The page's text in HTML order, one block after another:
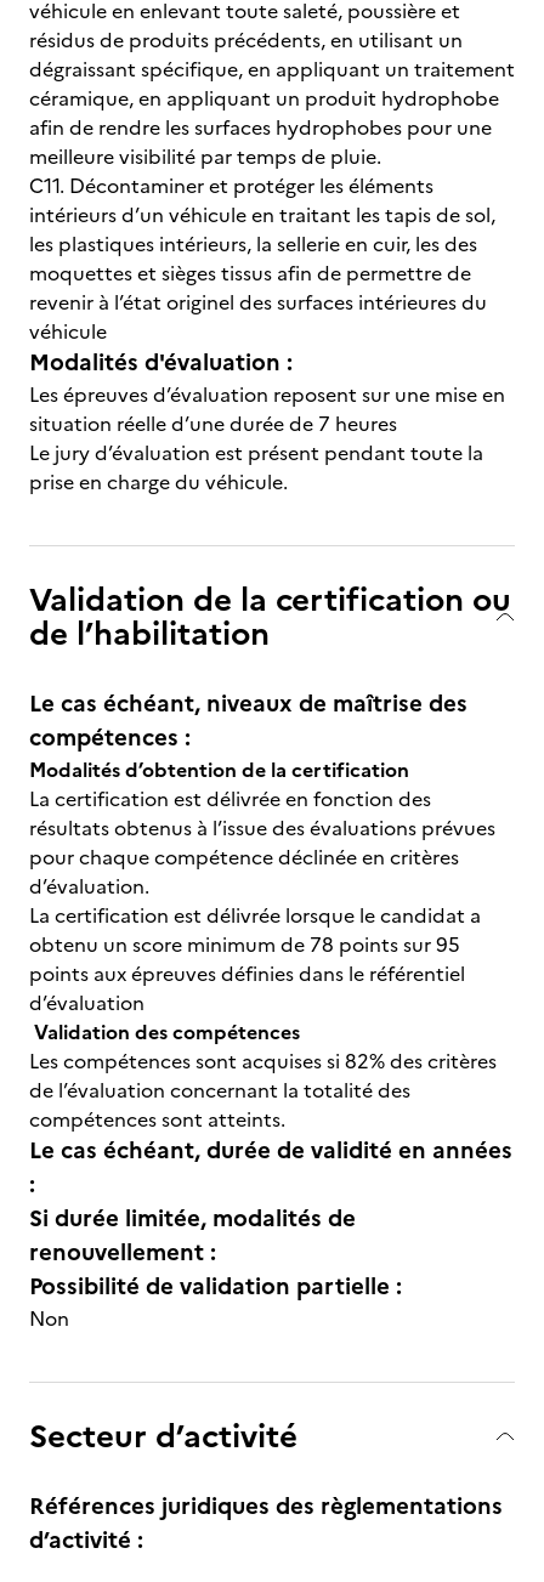
véhicule en enlevant toute saleté, poussière et
résidus de produits précédents, en utilisant un
dégraissant spécifique, en appliquant un traitement
céramique, en appliquant un produit hydrophobe
afin de rendre les surfaces hydrophobes pour une
meilleure visibilité par temps de pluie.
C11. Décontaminer et protéger les éléments
intérieurs d’un véhicule en traitant les tapis de sol,
les plastiques intérieurs, la sellerie en cuir, les des
moquettes et sièges tissus afin de permettre de
revenir à l’état originel des surfaces intérieures du
véhicule
Modalités d'évaluation :
Les épreuves d’évaluation reposent sur une mise en
situation réelle d’une durée de 7 heures
Le jury d’évaluation est présent pendant toute la
prise en charge du véhicule.
Validation de la certification ou
de l’habilitation
Le cas échéant, niveaux de maîtrise des
compétences :
Modalités d’obtention de la certification
La certification est délivrée en fonction des
résultats obtenus à l’issue des évaluations prévues
pour chaque compétence déclinée en critères
d’évaluation.
La certification est délivrée lorsque le candidat a
obtenu un score minimum de 78 points sur 95
points aux épreuves définies dans le référentiel
d’évaluation
Validation des compétences
Les compétences sont acquises si 82% des critères
de l’évaluation concernant la totalité des
compétences sont atteints.
Le cas échéant, durée de validité en années
:
Si durée limitée, modalités de
renouvellement :
Possibilité de validation partielle :
Non
Secteur d’activité
Références juridiques des règlementations
d’activité :